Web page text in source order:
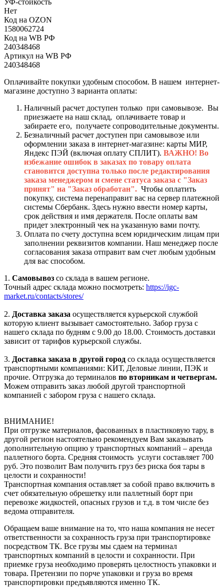
Нет
Код на OZON
1580062724
Код на WB РФ
240348468
Артикул на WB РФ
240348468
Оплачивайте покупки удобным способом. В нашем интернет-
магазине доступно 3 варианта оплаты:
Наличный расчет доступен только при самовывозе. Вы
приезжаете на наш склад, оплачиваете товар и
забираете его, получаете сопроводительные документы.
Безналичный расчет доступен при самовывозе или
оформлении заказа в интернет-магазине: карты МИР,
Яндекс ПЭЙ (включая оплату СПЛИТ). ВАЖНО! Во
избежание ошибок в заказах по товару оплата
становится доступна только после редактирования
заказа менеджером и смене статуса заказа с "Заказ
принят" на "Заказ обработан". Чтобы оплатить
покупку, система перенаправит вас на сервер платежной
системы Сбербанк. Здесь нужно ввести номер карты,
срок действия и имя держателя. После оплаты вам
придет электронный чек на указанную вами почту.
Оплата по счету доступна всем юридическим лицам при
заполнении реквизитов компании. Наш менеджер после
согласования заказа отправит вам счет любым удобным
для вас способом.
1. Самовывоз со склада в вашем регионе.
Точный адрес склада можно посмотреть: https://igc-
market.ru/contacts/stores/
2. Доставка заказа осуществляется курьерской службой
которую клиент вызывает самостоятельно. Забор груза с
нашего склада по будням с 9.00 до 18.00. Стоимость доставки
зависит от тарифов курьерской службы.
3. Доставка заказа в другой город со склада осуществляется
транспортными компаниями: КИТ, Деловые линии, ПЭК и
прочие. Отгрузка до терминалов по вторникам и четвергам.
Можем отправить заказ любой другой транспортной
компанией с забором груза с нашего склада.
ВНИМАНИЕ!
При отгрузке материалов, фасованных в пластиковую тару, в
другой регион настоятельно рекомендуем Вам заказывать
дополнительную опцию у транспортных компаний – аренда
паллетного борта. Средняя стоимость услуги составляет 700
руб. Это позволит Вам получить груз без риска боя тары в
целости и сохранности!
Транспортная компания оставляет за собой право включить в
счет обязательную обрешетку или паллетный борт при
перевозке жидкостей, опасных грузов и т.д. в том числе без
ведома отправителя.
Обращаем ваше внимание на то, что наша компания не несет
ответственности за сохранность груза при транспортировке
посредством ТК. Все грузы мы сдаем на терминал
транспортных компаний в целости и сохранности. При
приемке груза необходимо проверять целостность упаковки и
товара. Претензии по порче упаковки и груза во время
транспортировки предъявляются именно ТК.